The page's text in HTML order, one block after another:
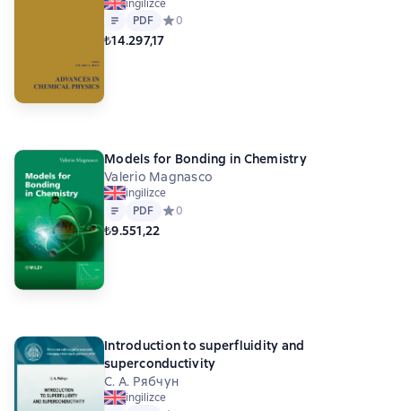
ingilizce
Metin
PDF
PDF Средний рейтинг 0 на основе 0 оценок
0
₺14.297,17
Models for Bonding in Chemistry
Valerio Magnasco
ingilizce
Metin
PDF
PDF Средний рейтинг 0 на основе 0 оценок
0
₺9.551,22
Introduction to superfluidity and
superconductivity
С. А. Рябчун
ingilizce